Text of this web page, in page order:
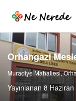
Orhangazi
Muradiye Mahallesi,
Yayınlanan 8